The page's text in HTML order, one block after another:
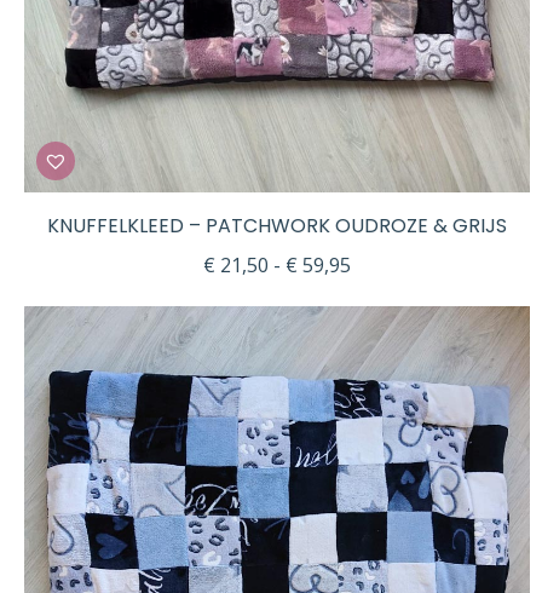
KNUFFELKLEED – PATCHWORK OUDROZE & GRIJS
€ 21,50 - € 59,95
tot
€ 59,95